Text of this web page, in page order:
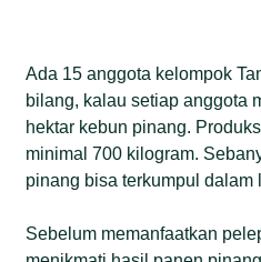
Ada 15 anggota kelompok
bilang, kalau setiap anggota
hektar kebun pinang.
minimal 700 kilogram.
pinang bisa terkumpul dalam
Sebelum memanfaatkan